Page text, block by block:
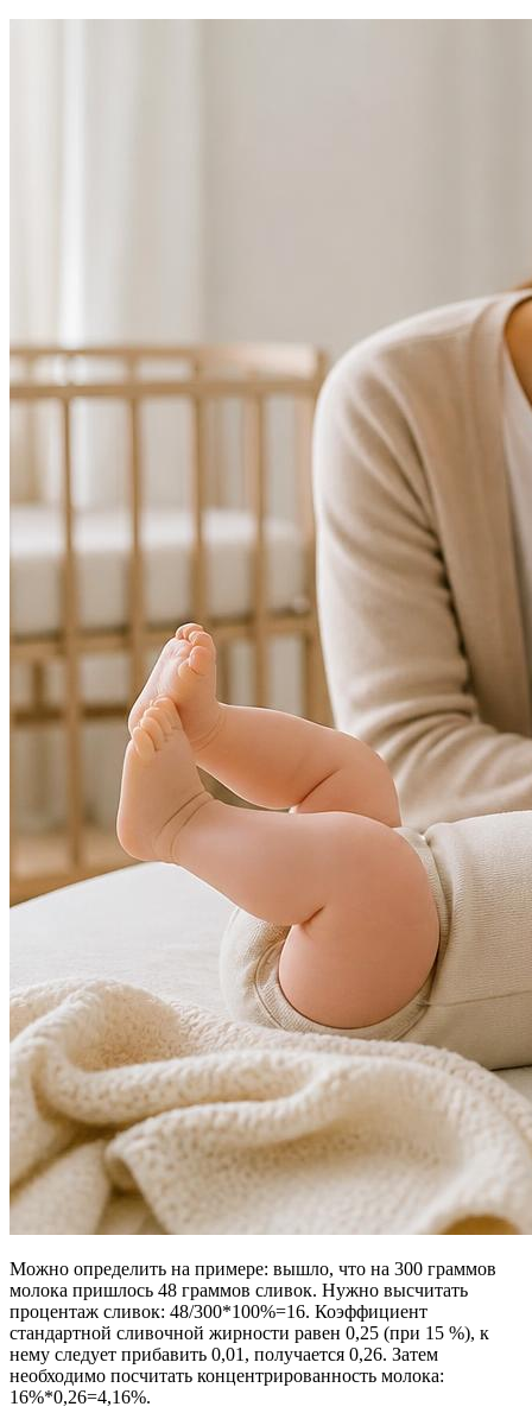
Можно определить на примере: вышло, что на 300 граммов
молока пришлось 48 граммов сливок. Нужно высчитать
процентаж сливок: 48/300*100%=16. Коэффициент
стандартной сливочной жирности равен 0,25 (при 15 %), к
нему следует прибавить 0,01, получается 0,26. Затем
необходимо посчитать концентрированность молока:
16%*0,26=4,16%.